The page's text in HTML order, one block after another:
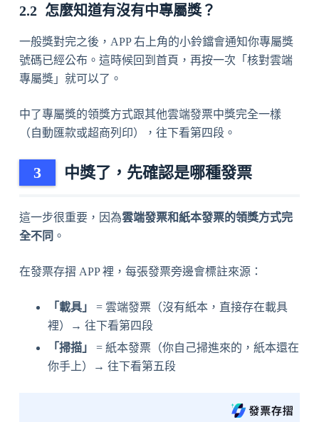
怎麼知道有沒有中專屬獎？
一般獎對完之後，APP 右上角的小鈴鐺會通知你專屬獎
號碼已經公布。這時候回到首頁，再按一次「核對雲端
專屬獎」就可以了。
中了專屬獎的領獎方式跟其他雲端發票中獎完全一樣
（自動匯款或超商列印），往下看第四段。
中獎了，先確認是哪種發票
這一步很重要，因為雲端發票和紙本發票的領獎方式完
全不同 。
在發票存摺 APP 裡，每張發票旁邊會標註來源：
「載具」
= 雲端發票（沒有紙本，直接存在載具
裡）→ 往下看第四段
「掃描」
= 紙本發票（你自己掃進來的，紙本還在
你手上）→ 往下看第五段